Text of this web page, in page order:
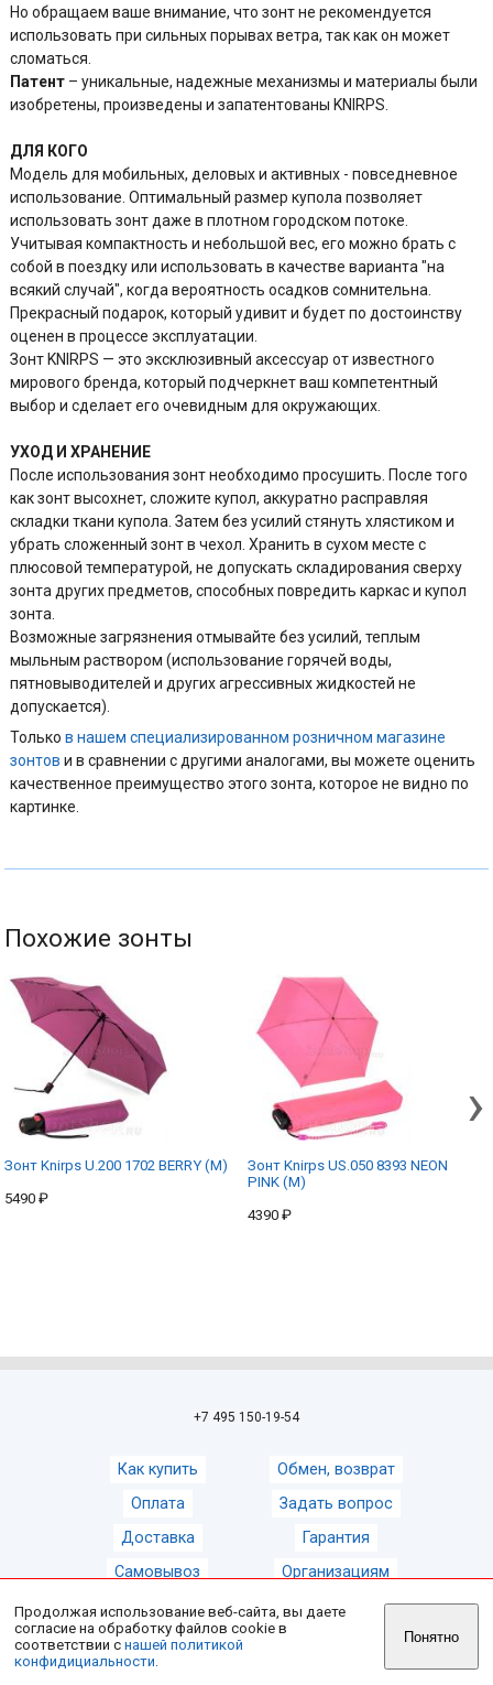
Но обращаем ваше внимание, что зонт не рекомендуется
использовать при сильных порывах ветра, так как он может
сломаться.
Патент – уникальные, надежные механизмы и материалы были
изобретены, произведены и запатентованы KNIRPS.
ДЛЯ КОГО
Модель для мобильных, деловых и активных - повседневное
использование. Оптимальный размер купола позволяет
использовать зонт даже в плотном городском потоке.
Учитывая компактность и небольшой вес, его можно брать с
собой в поездку или использовать в качестве варианта "на
всякий случай", когда вероятность осадков сомнительна.
Прекрасный подарок, который удивит и будет по достоинству
оценен в процессе эксплуатации.
Зонт KNIRPS — это эксклюзивный аксессуар от известного
мирового бренда, который подчеркнет ваш компетентный
выбор и сделает его очевидным для окружающих.
УХОД И ХРАНЕНИЕ
После использования зонт необходимо просушить. После того
как зонт высохнет, сложите купол, аккуратно расправляя
складки ткани купола. Затем без усилий стянуть хлястиком и
убрать сложенный зонт в чехол. Хранить в сухом месте с
плюсовой температурой, не допускать складирования сверху
зонта других предметов, способных повредить каркас и купол
зонта.
Возможные загрязнения отмывайте без усилий, теплым
мыльным раствором (использование горячей воды,
пятновыводителей и других агрессивных жидкостей не
допускается).
Тольков нашем специализированном розничном магазине
зонтов и в сравнении с другими аналогами, вы можете оценить
качественное преимущество этого зонта, которое не видно по
картинке.
Похожие зонты
Зонт Knirps U.200 1702 BERRY (M)
5490 ₽
Зонт Knirps US.050 8393 NEON
PINK (M)
4390 ₽
›
+7 495 150-19-54
Как купить
Оплата
Доставка
Самовывоз
Обмен, возврат
Задать вопрос
Гарантия
Организациям
© 2008-2026Магазин зонтов ZontShop
Продолжая использование веб-сайта, вы даете
согласие на обработку файлов cookie в
соответствии снашей политикой
конфидициальности.
Понятно